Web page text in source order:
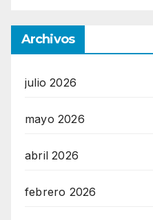
Archivos
julio 2026
mayo 2026
abril 2026
febrero 2026